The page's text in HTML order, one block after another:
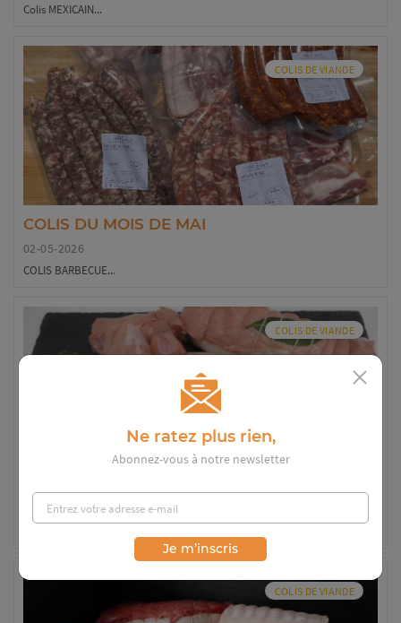
Colis MEXICAIN...
COLIS DE VIANDE
COLIS DU MOIS DE MAI
02-05-2026
COLIS BARBECUE...
COLIS DE VIANDE
01-04-2026
COLIS DE VIANDE
Ne ratez plus rien,
Abonnez-vous à notre newsletter
Je m’inscris